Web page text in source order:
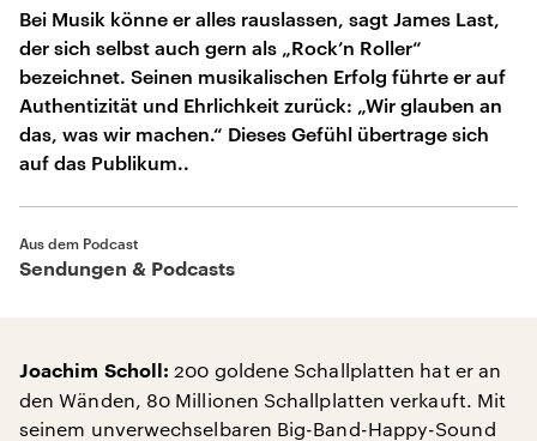
Bei Musik könne er alles rauslassen, sagt James Last,
der sich selbst auch gern als „Rock’n Roller“
bezeichnet. Seinen musikalischen Erfolg führte er auf
Authentizität und Ehrlichkeit zurück: „Wir glauben an
das, was wir machen.“ Dieses Gefühl übertrage sich
auf das Publikum..
Aus dem Podcast
Sendungen & Podcasts
Joachim Scholl: 200 goldene Schallplatten hat er an
den Wänden, 80 Millionen Schallplatten verkauft. Mit
seinem unverwechselbaren Big-Band-Happy-Sound